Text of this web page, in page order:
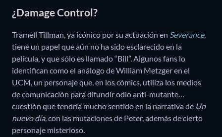
¿Damage Control?
Tramell Tillman, ya icónico por su actuación en Severance,
tiene un papel que aún no ha sido esclarecido en la
película, y que sólo es llamado “Bill”. Algunos fans lo
identifican como el análogo de William Metzger en el
UCM, un personaje que, en los cómics, utiliza los medios
de comunicación para difundir odio anti-mutante…
cuestión que tendría mucho sentido en la narrativa de Un
nuevo día, con las mutaciones de Peter, además de cierto
personaje misterioso.